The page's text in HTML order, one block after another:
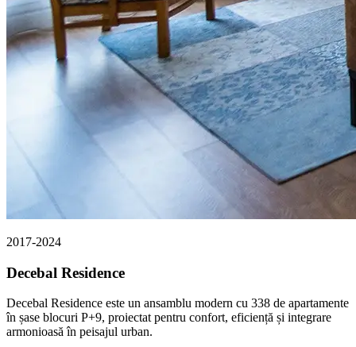
2017-2024
Decebal Residence
Decebal Residence este un ansamblu modern cu 338 de apartamente
în șase blocuri P+9, proiectat pentru confort, eficiență și integrare
armonioasă în peisajul urban.